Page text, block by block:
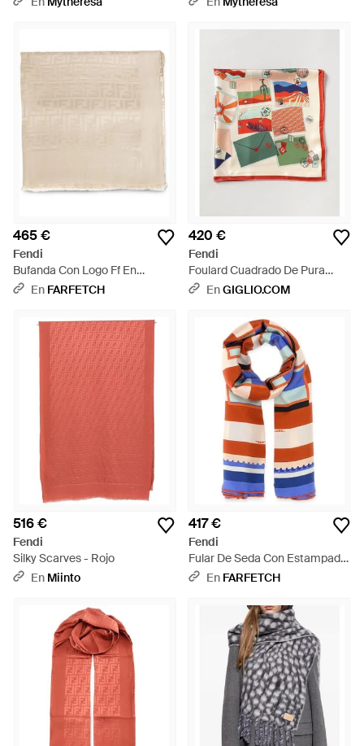
465 €
Fendi
Bufanda Con Logo Ff En
Jacquard - Neutro
En FARFETCH
420 €
Fendi
Foulard Cuadrado De Pura
Seda Con Estampado Gráfico
EnGIGLIO.COM
516 €
Fendi
Silky Scarves - Rojo
En Miinto
417 €
Fendi
Fular De Seda Con Estampado
Pequin - Azul
En FARFETCH